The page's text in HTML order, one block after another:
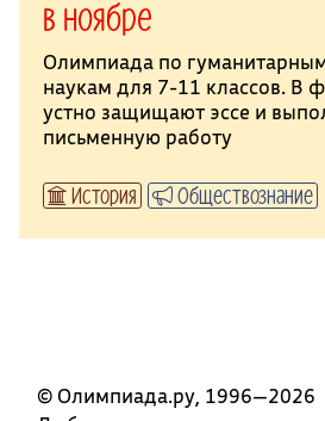
в ноябре
Олимпиада по
наукам для 7-11 классов. В
устно защищают эссе и
письменную работу
История Обществознание
© Олимпиада.ру, 1996—2026